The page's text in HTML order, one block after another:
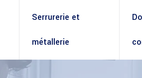
Serrurerie et
métallerie